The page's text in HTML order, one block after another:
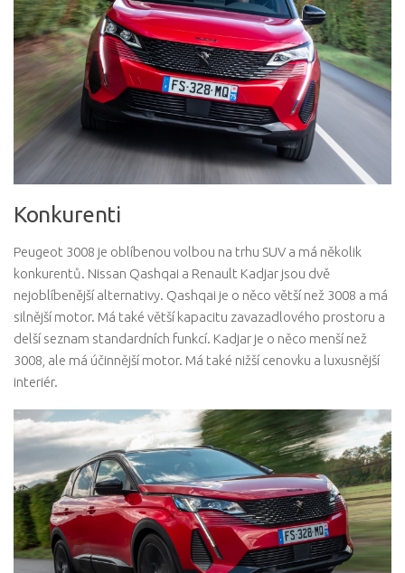
Konkurenti
Peugeot 3008 je oblíbenou volbou na trhu SUV a má několik
konkurentů. Nissan Qashqai a Renault Kadjar jsou dvě
nejoblíbenější alternativy. Qashqai je o něco větší než 3008 a má
silnější motor. Má také větší kapacitu zavazadlového prostoru a
delší seznam standardních funkcí. Kadjar je o něco menší než
3008, ale má účinnější motor. Má také nižší cenovku a luxusnější
interiér.